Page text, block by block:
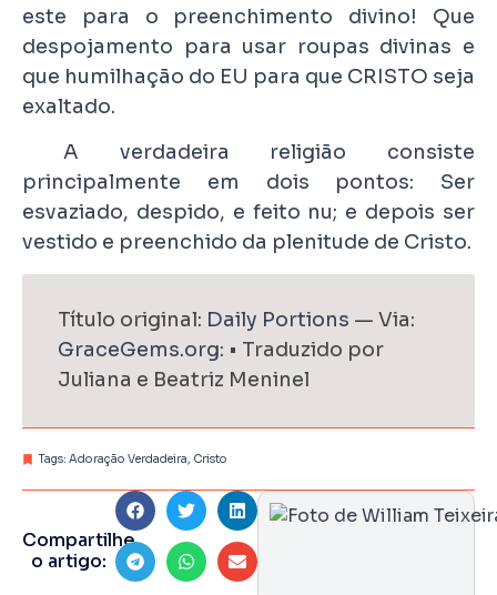
este para o preenchimento divino! Que
despojamento para usar roupas divinas e
que humilhação do EU para que CRISTO seja
exaltado.
A verdadeira religião consiste
principalmente em dois pontos: Ser
esvaziado, despido, e feito nu; e depois ser
vestido e preenchido da plenitude de Cristo.
Título original: Daily Portions — Via:
GraceGems.org: • Traduzido por
Juliana e Beatriz Meninel
Tags: Adoração Verdadeira, Cristo
Compartilhe
o artigo: